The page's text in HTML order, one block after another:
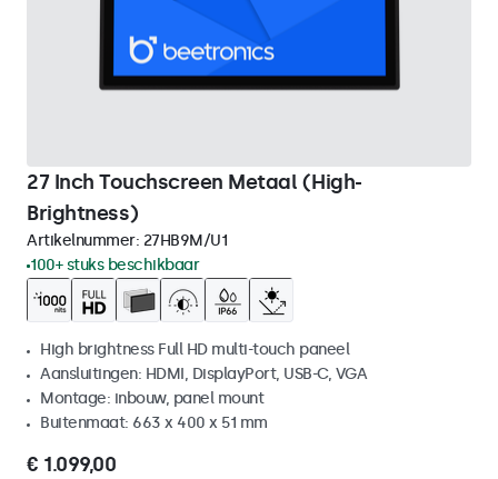
27 Inch Touchscreen Metaal (High-
Brightness)
Artikelnummer: 27HB9M/U1
100+ stuks beschikbaar
High brightness Full HD multi-touch paneel
Aansluitingen: HDMI, DisplayPort, USB-C, VGA
Montage: inbouw, panel mount
Buitenmaat: 663 x 400 x 51 mm
€ 1.099,00